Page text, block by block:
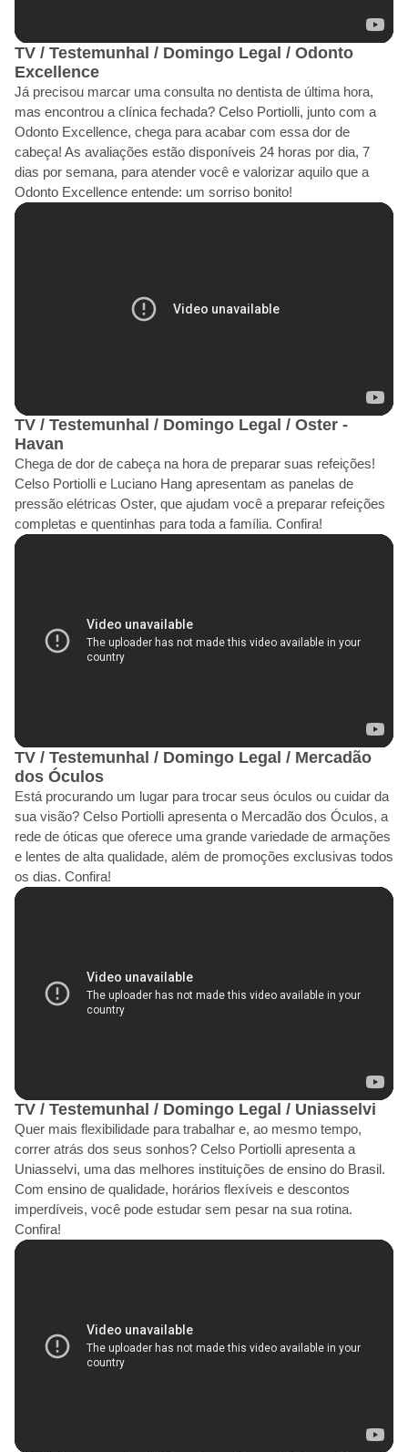
TV / Testemunhal / Domingo Legal / Odonto
Excellence
Já precisou marcar uma consulta no dentista de última hora,
mas encontrou a clínica fechada? Celso Portiolli, junto com a
Odonto Excellence, chega para acabar com essa dor de
cabeça! As avaliações estão disponíveis 24 horas por dia, 7
dias por semana, para atender você e valorizar aquilo que a
Odonto Excellence entende: um sorriso bonito!
TV / Testemunhal / Domingo Legal / Oster -
Havan
Chega de dor de cabeça na hora de preparar suas refeições!
Celso Portiolli e Luciano Hang apresentam as panelas de
pressão elétricas Oster, que ajudam você a preparar refeições
completas e quentinhas para toda a família. Confira!
TV / Testemunhal / Domingo Legal / Mercadão
dos Óculos
Está procurando um lugar para trocar seus óculos ou cuidar da
sua visão? Celso Portiolli apresenta o Mercadão dos Óculos, a
rede de óticas que oferece uma grande variedade de armações
e lentes de alta qualidade, além de promoções exclusivas todos
os dias. Confira!
TV / Testemunhal / Domingo Legal / Uniasselvi
Quer mais flexibilidade para trabalhar e, ao mesmo tempo,
correr atrás dos seus sonhos? Celso Portiolli apresenta a
Uniasselvi, uma das melhores instituições de ensino do Brasil.
Com ensino de qualidade, horários flexíveis e descontos
imperdíveis, você pode estudar sem pesar na sua rotina.
Confira!